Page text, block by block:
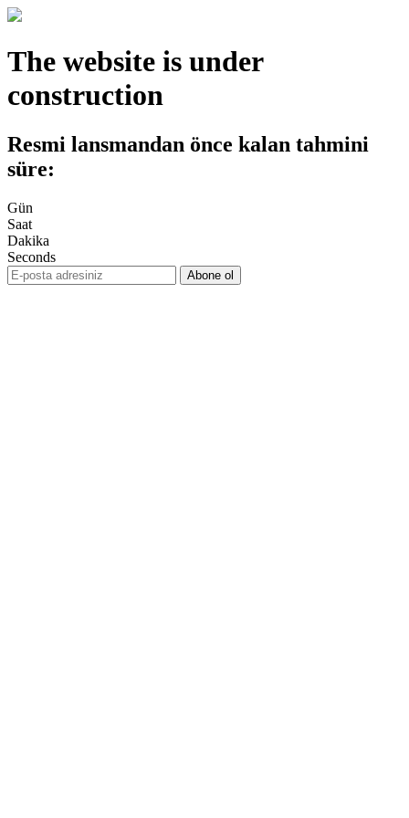
The website is under
construction
Resmi lansmandan önce kalan tahmini
süre:
Gün
Saat
Dakika
Seconds